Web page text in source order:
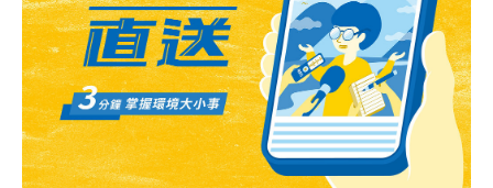
亡，仍有回復原貌的可能，黑病則是珊瑚已死。目前黑病
死亡的石珊瑚面積難以估算，大致每100公尺即有超過10
公尺的石珊瑚染病，情況嚴重。東部海岸國家風景區管理
處得曾請專家、學者監測調查，仍無法確定海棉體來源。
目前中研院研究員陳昭倫、中山大學海洋所教授宋克義、